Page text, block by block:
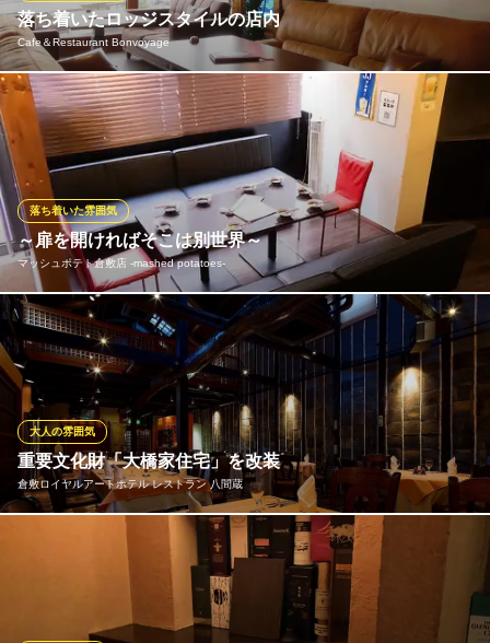
旬の野菜料理を堪能
ＪＲ茶屋町駅 徒歩7分
岡山県倉敷市茶屋町1593-1
落ち着いたロッジスタイルの店内
Cafe＆Restaurant Bonvoyage
笹沖の街並みが見渡せるロッジスタイルのカフェ。 店内の面積に
対して、席数を少なくすることによって ゆったりのお過ごしいた
だけます。
Cafe＆Restaurant Bonvoyage
ウッド調の隠れ家カフェ
水島臨海鉄道水島本線西富井駅 徒歩26分
岡山県倉敷市笹沖875-1
～扉を開ければそこは別世界～
マッシュポテト倉敷店 ‐mashed potatoes‐
落ち着いた雰囲気
日常の喧騒から離れた特別な空間。店内は、木を基調としてお
り、間接照明がオシャレな雰囲気を引き立てます。ソファ席カウ
ンター席などもあり、若者だけでなく会社宴会のお客様などもよ
くご利用になられます。ぜひお気軽にお越しください♪
マッシュポテト倉敷店 ‐mashed potatoes‐
ダイニングバー居酒屋
ＪＲ倉敷駅 徒歩5分
岡山県倉敷市昭和2-1-69
重要文化財「大橋家住宅」を改装
倉敷ロイヤルアートホテル レストラン 八間蔵
大人の雰囲気
寛政8年（1796年）に建築された重要文化財「大橋家住宅」の米
蔵を改装したフレンチレストランです。歴史ある店内で倉敷の文
化に触れながら優雅なお時間を御楽しみ下さいませ。